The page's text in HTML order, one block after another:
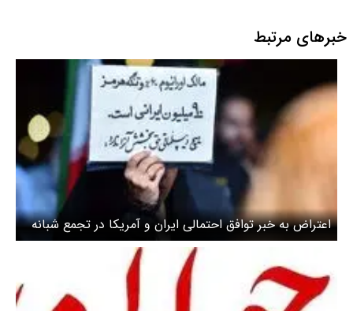
خبرهای مرتبط
اعتراض به خبر توافق احتمالی ایران و آمریکا در تجمع شبانه
تهران + عکس